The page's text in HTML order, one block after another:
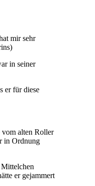
mir sehr
in seiner
er für diese
vom alten Roller
in Ordnung
er gejammert